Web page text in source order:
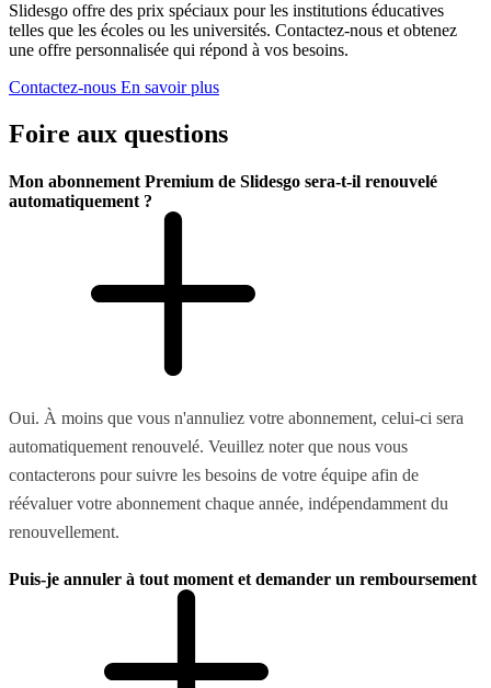
Slidesgo offre des prix spéciaux pour les institutions éducatives
telles que les écoles ou les universités. Contactez-nous et obtenez
une offre personnalisée qui répond à vos besoins.
Contactez-nous En savoir plus
Foire aux questions
Mon abonnement Premium de Slidesgo sera-t-il renouvelé
automatiquement ?
Oui. À moins que vous n'annuliez votre abonnement, celui-ci sera
automatiquement renouvelé. Veuillez noter que nous vous
contacterons pour suivre les besoins de votre équipe afin de
réévaluer votre abonnement chaque année, indépendamment du
renouvellement.
Puis-je annuler à tout moment et demander un remboursement